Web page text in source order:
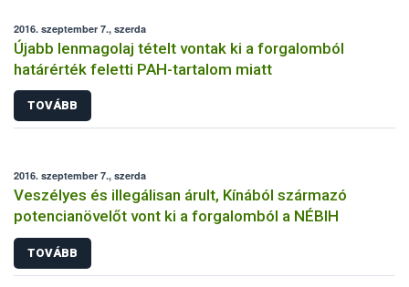
2016. szeptember 7., szerda
Újabb lenmagolaj tételt vontak ki a forgalomból
határérték feletti PAH-tartalom miatt
TOVÁBB
2016. szeptember 7., szerda
Veszélyes és illegálisan árult, Kínából származó
potencianövelőt vont ki a forgalomból a NÉBIH
TOVÁBB